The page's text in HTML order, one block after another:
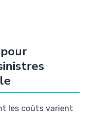
les coûts varient